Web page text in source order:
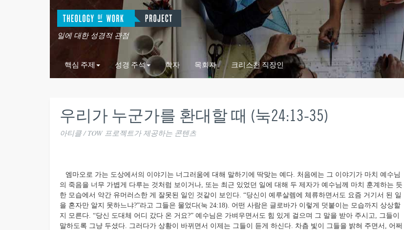
일에 대한 성경적 관점
핵심 주제 성경 주석 학자 목회자 크리스천 직장인
우리가 누군가를 환대할 때 (눅24:13-35)
아티클 / TOW 프로젝트가 제공하는 콘텐츠
엠마오로 가는 도상에서의 이야기는 너그러움에 대해 말하기에 딱맞는 예다. 처음에는 그 이야기가 마치 예수님
의 죽음을 너무 가볍게 다루는 것처럼 보이거나, 또는 최근 있었던 일에 대해 두 제자가 예수님께 마치 훈계하는 듯
한 모습에서 약간 유머러스한 게 잘못된 일인 것같이 보인다. “당신이 예루살렘에 체류하면서도 요즘 거기서 된 일
을 혼자만 알지 못하느냐?”라고 그들은 물었다(눅 24:18). 어떤 사람은 글로바가 이렇게 덧붙이는 모습까지 상상할
지 모른다. “당신 도대체 어디 갔다 온 거요?” 예수님은 가벼우면서도 힘 있게 걸으며 그 말을 받아 주시고, 그들이
말하도록 그냥 두셨다. 그러다가 상황이 바뀌면서 이제는 그들이 듣게 하신다. 차츰 빛이 그들을 밝혀 주면서, 어쩌